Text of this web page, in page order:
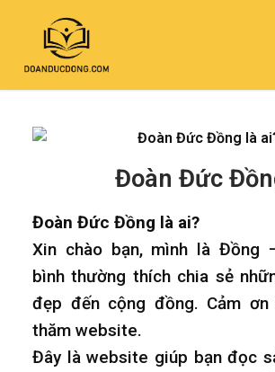
Đoàn Đức
Đoàn Đức Đồng là ai?
Xin chào bạn, mình là Đồng
bình thường thích chia sẻ
đẹp đến cộng đồng. Cảm
thăm website.
Đây là website giúp bạn đọc